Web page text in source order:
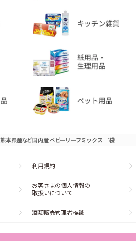
熊本県産など国内産 ベビーリーフミックス 1袋
利用規約
お客さまの個人情報の
取扱いについて
酒類販売管理者標識